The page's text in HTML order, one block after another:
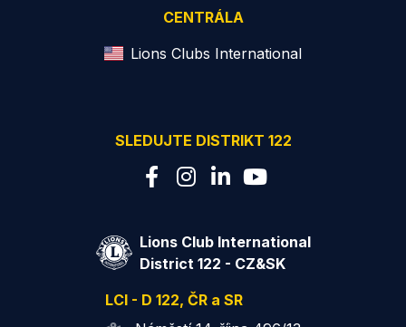
CENTRÁLA
Lions Clubs International
SLEDUJTE DISTRIKT 122
Lions Club International
District 122 - CZ&SK
LCI - D 122, ČR a SR